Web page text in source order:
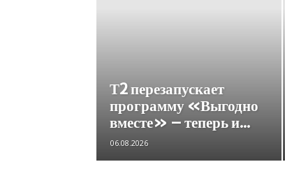
Т2 перезапускает
программу «Выгодно
вместе» – теперь и...
06.08.2026